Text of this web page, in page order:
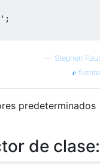
;
— Stephen Paul
fuente
predeterminados
de clase: